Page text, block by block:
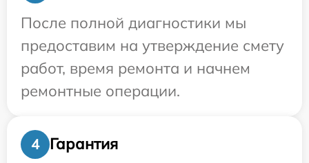
После полной диагностики мы
предоставим на утверждение смету
работ, время ремонта и начнем
ремонтные операции.
4
Гарантия